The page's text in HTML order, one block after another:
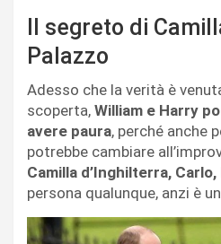
Il segreto di
Palazzo
Adesso che la verità è
scoperta, William e Harry
avere paura, perché anche
potrebbe cambiare
Camilla d’Inghilterra,
persona qualunque, anzi è